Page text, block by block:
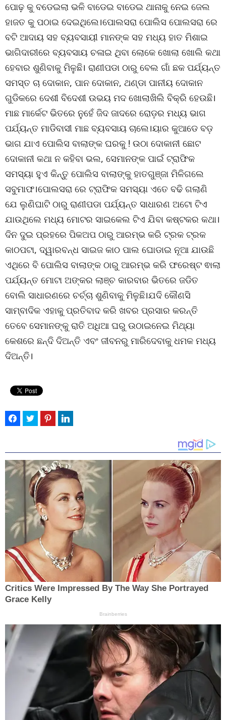
ପୋଢ଼ କୁ ବଡେଇଲା ଭଳି ବାଡେଇ ବାଡେଇ ଥାନାକୁ ନେଇ ଜେଲ
ହାଜତ କୁ ପଠାଇ ଦେଇଥିଲେ।ପୋଲସରା ପୋଲିସ ପୋଲସରା ରେ
ବଟି ଆଦାୟ ସହ ବ୍ୟବସାୟୀ ମାନଙ୍କ ସହ ମଧ୍ୟ ହାତ ମିଶାଇ
ଭାଗିଦାରୀରେ ବ୍ୟବସାୟ ଚଳାଇ ଥିବା ଲୋକେ ଖୋଲା ଖୋଲି କଥା
ହେବାର ଶୁଣିବାକୁ ମିଳୁଛି। ରାଣୀପଡା ଠାରୁ ବେଲ ଗାଁ ଛକ ପର୍ଯ୍ୟନ୍ତ
ସମସ୍ତ ଚା ଦୋକାନ, ପାନ ଦୋକାନ, ଥଣ୍ଡା ପାନୀୟ ଦୋକାନ
ଗୁଡିକରେ ଦେଶୀ ବିଦେଶୀ ଉଭୟ ମଦ ଖୋଲାଖିଲି ବିକ୍ରି ହେଉଛି।
ମାଛ ମାର୍କେଟ ଭିତରେ ନୁହେଁ ଜିଦ ଜାଦରେ ରୋଡ଼ର ମଧ୍ୟ ଭାଗ
ପର୍ଯ୍ୟନ୍ତ ମାଡିବାସୀ ମାଛ ବ୍ୟବସାୟ ଚାଲେ।ୟାର କୁଆଡେ ବଡ଼
ଭାଗ ଯାଏ ପୋଲିସ ବାଲାଙ୍କ ଘରକୁ ! ଉଠା ଦୋକାନୀ ଛୋଟ
ଦୋକାନୀ କଥା ନ କହିବା ଭଲ, ସେମାନଙ୍କ ପାଇଁ ଟ୍ରାଫିକ
ସମସ୍ୟା ହୁଏ କିନ୍ତୁ ପୋଲିସ ବାଲାଙ୍କୁ ହାତଗୁଞ୍ଜା ମିଳିଗଲେ
ସବୁମାଫ।ପୋଲସରା ରେ ଟ୍ରାଫିକ ସମସ୍ୟା ଏତେ ବଢି ଗଲାଣି
ଯେ ଲୁଣିଘାଟି ଠାରୁ ରାଣୀପଡା ପର୍ଯ୍ୟନ୍ତ ସାଧାରଣ ଅଟୋ ଟିଏ
ଯାଉଥିଲେ ମଧ୍ୟ ମୋଟର ସାଇକେଲ ଟିଏ ଯିବା କଷ୍ଟକର କଥା।
ଦିନ ଦୁଇ ପ୍ରହରେ ପିକଅପ ଠାରୁ ଆରମ୍ଭ କରି ଟ୍ରକ ଟ୍ରକ
କାଠପଟା, ଦ୍ୱାରବନ୍ଧ ସାଇଜ କାଠ ପାଲ ଘୋଡାଇ ନୂଆ ଯାଉଛି
ଏଥିରେ ବି ପୋଲିସ ବାଲାଙ୍କ ଠାରୁ ଆରମ୍ଭ କରି ଫରେଷ୍ଟ ଵାଲା
ପର୍ଯ୍ୟନ୍ତ ମୋଟା ଅଙ୍କର ଲାଞ୍ଚ କାରବାର ଭିତରେ ଜଡିତ
ବୋଲି ସାଧାରଣରେ ଚର୍ଚ୍ଚା ଶୁଣିବାକୁ ମିଳୁଛି।ଯଦି କୌଣସି
ସାମ୍ବାଦିକ ଏହାକୁ ପ୍ରତିବାଦ କରି ଖବର ପ୍ରସାର କରନ୍ତି
ତେବେ ସେମାନଙ୍କୁ ରାତି ଅଧିଆ ଘରୁ ଉଠାଇନେଇ ମିଥ୍ୟା
କେଶରେ ଛନ୍ଦି ଦିଅନ୍ତି ଏବଂ ଜୀବନରୁ ମାରିଦେବାକୁ ଧମକ ମଧ୍ୟ
ଦିଅନ୍ତି।